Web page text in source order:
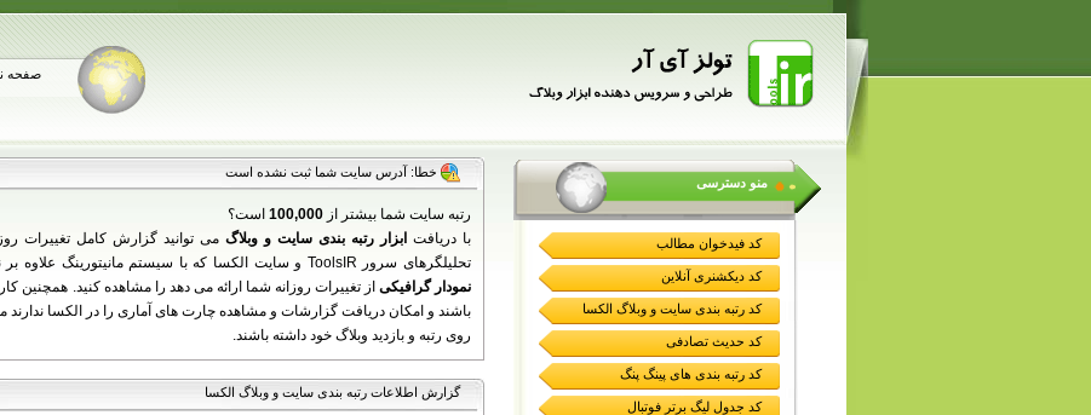
صفحه
خطا: آدرس سایت شما ثبت نشده است
رتبه سایت شما بیشتر از 100,000 است؟
با دریافت ابزار رتبه بندی سایت و وبلاگ می توانید گزارش کامل تغییرات
تحلیلگرهای سرور ToolsIR و سایت الکسا که با سیستم مانیتورینگ علاوه بر نمایش اطلاعات سایت شما به زبان فارسی،
نمودار گرافیکی
باشند و امکان دریافت گزارشات و مشاهده چارت های آماری را در الکسا ندارند می
روی رتبه و بازدید وبلاگ خود داشته باشند.
گزارش اطلاعات رتبه بندی سایت و وبلاگ الکسا
منو دسترسی
کد فیدخوان مطالب
کد دیکشنری آنلاین
کد رتبه بندی سایت و وبلاگ الکسا
کد حدیث تصادفی
کد رتبه بندی های پینگ پنگ
کد جدول لیگ برتر فوتبال